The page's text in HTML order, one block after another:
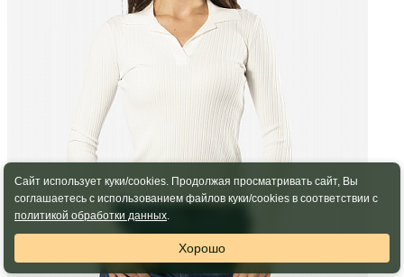
Сайт использует куки/cookies. Продолжая просматривать сайт, Вы
соглашаетесь с использованием файлов куки/cookies в соответствии с
политикой обработки данных.
Хорошо